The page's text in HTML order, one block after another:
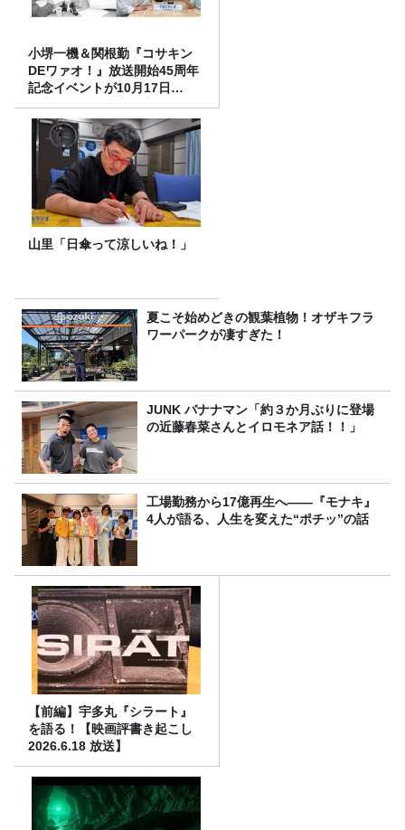
小堺一機＆関根勤『コサキン
DEワァオ！』放送開始45周年
記念イベントが10月17日
（土）に開催決定！本日より
FC先行受付スタート！
山里「日傘って涼しいね！」
夏こそ始めどきの観葉植物！オザキフラ
ワーパークが凄すぎた！
JUNK バナナマン「約３か月ぶりに登場
の近藤春菜さんとイロモネア話！！」
工場勤務から17億再生へ——『モナキ』
4人が語る、人生を変えた“ポチッ”の話
【前編】宇多丸『シラート』
を語る！【映画評書き起こし
2026.6.18 放送】